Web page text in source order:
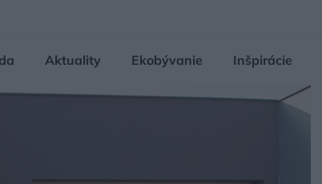
Aktuality Ekobývanie Inšpirácie